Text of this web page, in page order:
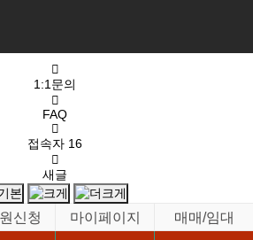
1:1문의
FAQ
접속자 16
새글
신청 마이페이지
매매/임대